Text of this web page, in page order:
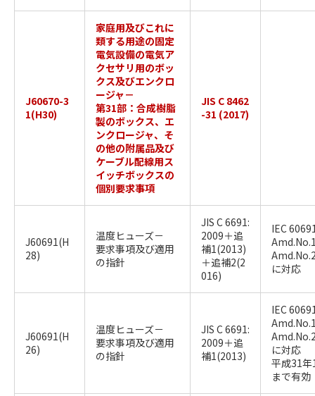
J60670-3
1(H30)
家庭用及びこれに
類する用途の固定
電気設備の電気ア
クセサリ用のボッ
クス及びエンクロ
ージャ－
第31部：合成樹脂
製のボックス、エ
ンクロージャ、そ
の他の附属品及び
ケーブル配線用ス
イッチボックスの
個別要求事項
JIS C 8462
-31 (2017)
J60691(H
28)
温度ヒューズ－
要求事項及び適用
の指針
JIS C 6691:
2009＋追
補1(2013)
＋追補2(2
016)
IEC
に対応
J60691(H
26)
温度ヒューズ－
要求事項及び適用
の指針
JIS C 6691:
2009＋追
補1(2013)
IEC
に対応
平成31
まで有効